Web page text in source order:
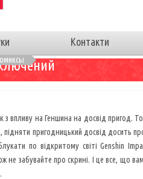
Контакти
впливу на Геншина на досвід пригод.
пригодницький досвід досить
по відкритому світі Genshin
забувайте про скрині. І це все, що